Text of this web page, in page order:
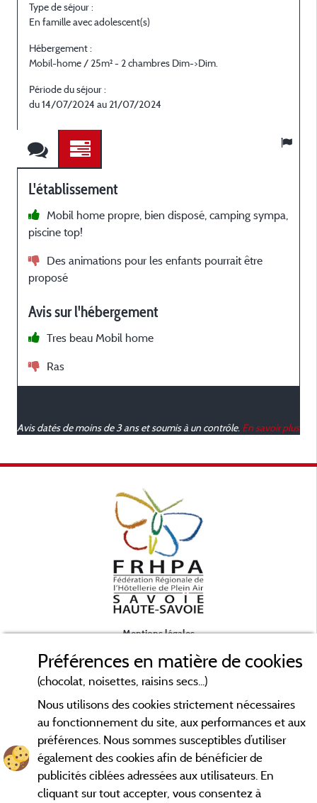
Type de séjour :
En famille avec adolescent(s)
Hébergement :
Mobil-home / 25m² - 2 chambres Dim->Dim.
Période du séjour :
du 14/07/2024 au 21/07/2024
L'établissement
Mobil home propre, bien disposé, camping sympa,
piscine top!
Des animations pour les enfants pourrait être
proposé
Avis sur l'hébergement
Tres beau Mobil home
Ras
Avis datés de moins de 3 ans et soumis à un contrôle. En savoir plus
Mentions légales
Contact
CGV
Les meilleurs campings en Savoie. Consultez les fiches de nos
adhérents et découvrez nos meilleures offres en Chartreuse,
Préférences en matière de cookies
(chocolat, noisettes, raisins secs...)
Nous utilisons des cookies strictement nécessaires
au fonctionnement du site, aux performances et aux
préférences. Nous sommes susceptibles d’utiliser
également des cookies afin de bénéficier de
publicités ciblées adressées aux utilisateurs. En
cliquant sur tout accepter, vous consentez à